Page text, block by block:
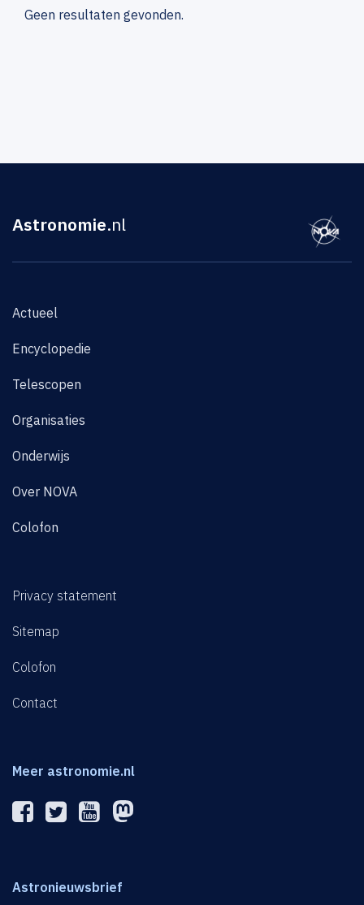
Geen resultaten gevonden.
Astronomie.nl
Actueel
Encyclopedie
Telescopen
Organisaties
Onderwijs
Over NOVA
Colofon
Privacy statement
Sitemap
Colofon
Contact
Meer astronomie.nl
Astronieuwsbrief